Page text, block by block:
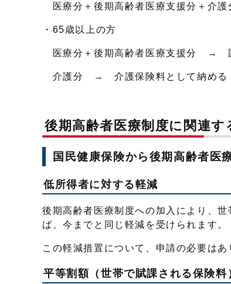
医療分＋後期高齢者医療支援分＋
・65歳以上の方
医療分＋後期高齢者医療支援
介護分 → 介護保険料として
後期高齢者医療制度に関連す
国民健康保険から後期高齢者医
低所得者に対する軽減
後期高齢者医療制度への加入により、
ば、今までと同じ軽減を受けられます。
この軽減措置について、申請の必要はあ
平等割額（世帯で賦課される保険料